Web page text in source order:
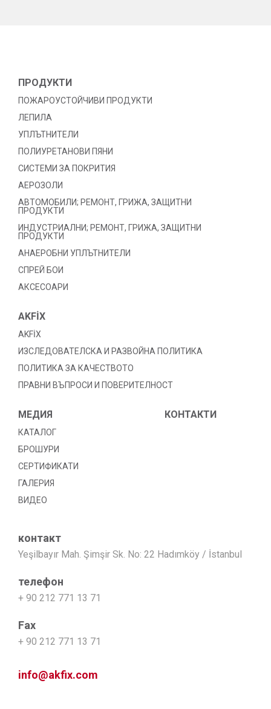
ПРОДУКТИ
ПОЖАРОУСТОЙЧИВИ ПРОДУКТИ
ЛЕПИЛА
УПЛЪТНИТЕЛИ
ПОЛИУРЕТАНОВИ ПЯНИ
СИСТЕМИ ЗА ПОКРИТИЯ
АЕРОЗОЛИ
АВТОМОБИЛИ; РЕМОНТ, ГРИЖА, ЗАЩИТНИ
ПРОДУКТИ
ИНДУСТРИАЛНИ; РЕМОНТ, ГРИЖА, ЗАЩИТНИ
ПРОДУКТИ
АНАЕРОБНИ УПЛЪТНИТЕЛИ
СПРЕЙ БОИ
АКСЕСОАРИ
AKFİX
AKFİX
ИЗСЛЕДОВАТЕЛСКА И РАЗВОЙНА ПОЛИТИКА
ПОЛИТИКА ЗА КАЧЕСТВОТО
ПРАВНИ ВЪПРОСИ И ПОВЕРИТЕЛНОСТ
МЕДИЯ
КАТАЛОГ
БРОШУРИ
СЕРТИФИКАТИ
ГАЛЕРИЯ
ВИДЕО
КОНТАКТИ
контакт
Yeşilbayır Mah. Şimşir Sk. No: 22 Hadımköy / İstanbul
телефон
+ 90 212 771 13 71
Fax
+ 90 212 771 13 71
info@akfix.com